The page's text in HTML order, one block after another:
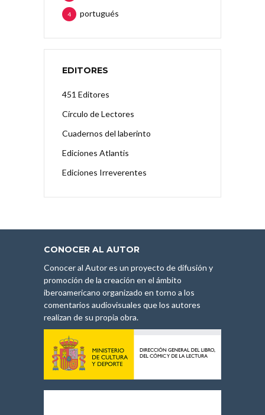
portugués
4
EDITORES
451 Editores
Círculo de Lectores
Cuadernos del laberinto
Ediciones Atlantis
Ediciones Irreverentes
CONOCER AL AUTOR
Conocer al Autor es un proyecto de difusión y
promoción de la creación en el ámbito
iberoamericano organizado en torno a los
comentarios audiovisuales que los autores
realizan de su propia obra.